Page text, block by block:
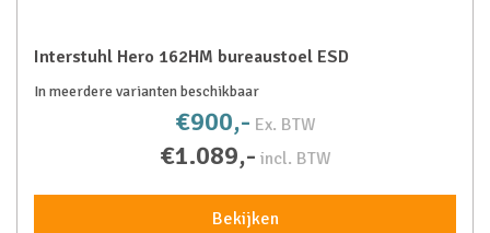
Interstuhl Hero 162HM bureaustoel ESD
In meerdere varianten beschikbaar
€900,- Ex. BTW
€1.089,- incl. BTW
Bekijken